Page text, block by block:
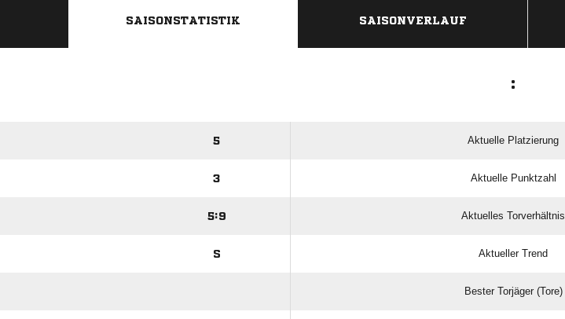
SAISONSTATISTIK SAISONVERLAUF
:
5 Aktuelle Platzierung
3 Aktuelle Punktzahl
5:9 Aktuelles Torverhältnis
S Aktueller Trend
Bester Torjäger (Tore)